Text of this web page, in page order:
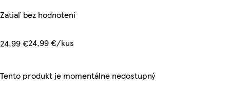
Zatiaľ bez hodnotení
24,99 €24,99 €/kus
Tento produkt je momentálne nedostupný